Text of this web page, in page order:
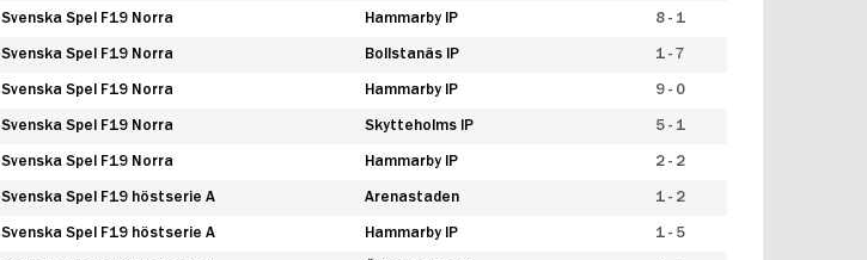
Svenska Spel F19 Norra Hammarby IP 8 - 1
Svenska Spel F19 Norra Bollstanäs IP 1 - 7
Svenska Spel F19 Norra Hammarby IP 9 - 0
Svenska Spel F19 Norra Skytteholms IP 5 - 1
Svenska Spel F19 Norra Hammarby IP 2 - 2
Svenska Spel F19 höstserie A Arenastaden 1 - 2
Svenska Spel F19 höstserie A Hammarby IP 1 - 5